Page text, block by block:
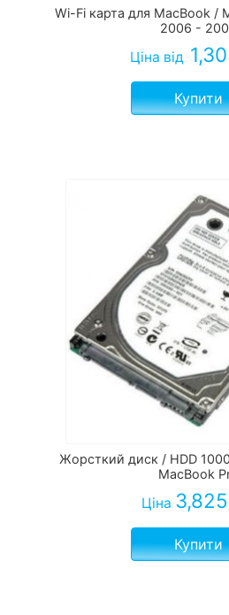
Wi-Fi карта для MacBook /
2006 -
Ціна від
Купити
Жорсткий диск / HDD
MacBook
Ціна 3,825
Купити